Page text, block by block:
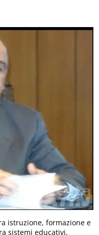
istruzione, formazione e
sistemi educativi,